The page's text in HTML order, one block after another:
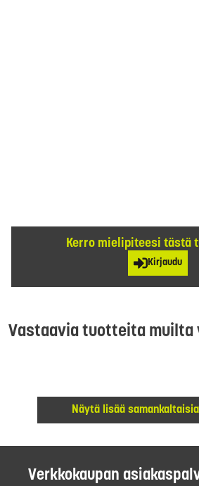
Kerro mielipiteesi tästä
Kirjaudu
Vastaavia tuotteita
Näytä lisää
Verkkokaupan